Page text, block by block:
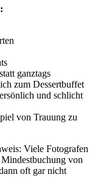
ganztags
zum Dessertbuffet
und schlicht
von Trauung zu
Viele Fotografen
von
oft gar nicht